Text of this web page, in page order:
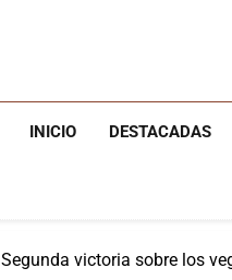
INICIO DESTACADAS
Segunda victoria sobre los